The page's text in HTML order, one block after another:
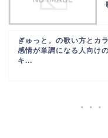
ぎゅっと。の歌い方とカ
感情が単調になる人向け
キ...